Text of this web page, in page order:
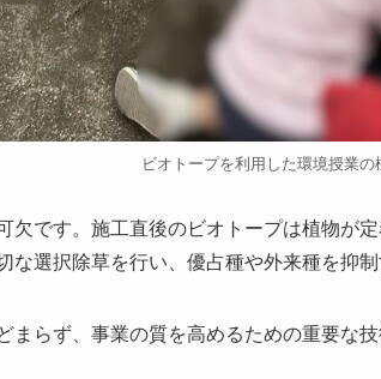
ビオトープを利用した環境授業の
欠です。施工直後のビオトープは植物が
選択除草を行い、優占種や外来種を抑
らず、事業の質を高めるための重要な